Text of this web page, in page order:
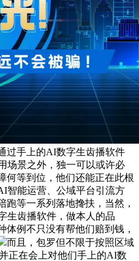
过手上的AI数字生齿播软件
场景之外，独一可以或许必
何等到位，他们还能正在此根
智能运营、公域平台引流方
等一系列落地搀扶，当然，
生齿播软件，做本人的品
体例不只没有帮他们赔到钱，
而且，包罗但不限于按照区域
正在会上对他们手上的AI数